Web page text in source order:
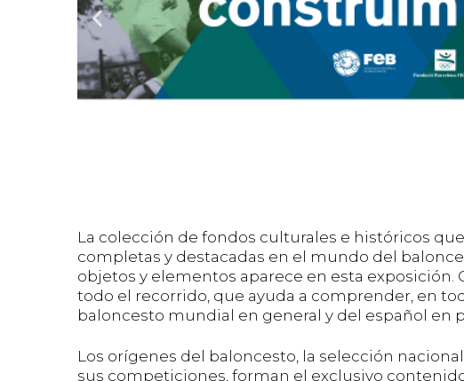
La colección de fondos culturales e históricos
completas y destacadas en el mundo del
objetos y elementos aparece en esta
todo el recorrido, que ayuda a comprender, en
baloncesto mundial en general y del español en
Los orígenes del baloncesto, la selección
sus competiciones, forman el exclusivo